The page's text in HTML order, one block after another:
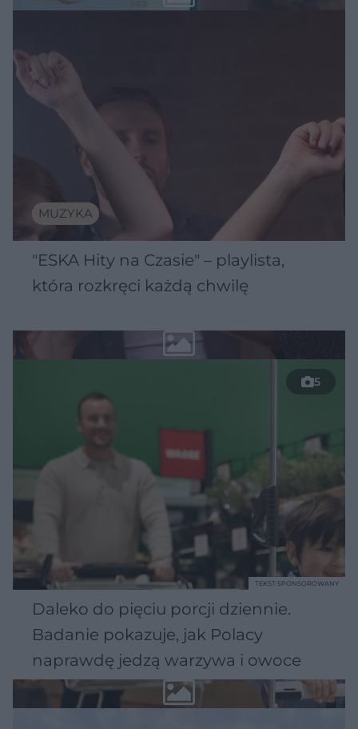
MUZYKA
"ESKA Hity na Czasie" – playlista,
która rozkręci każdą chwilę
5
Daleko do pięciu porcji dziennie.
Badanie pokazuje, jak Polacy
naprawdę jedzą warzywa i owoce
TEKST SPONSOROWANY